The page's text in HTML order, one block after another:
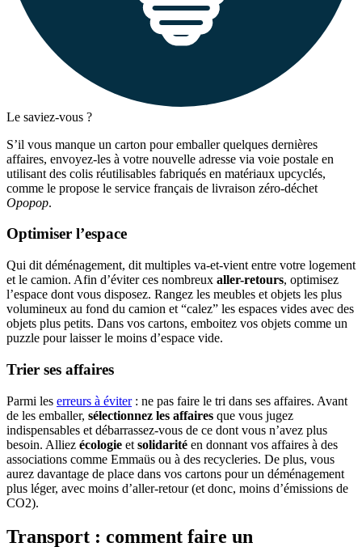
Le saviez-vous ?
S’il vous manque un carton pour emballer quelques dernières
affaires, envoyez-les à votre nouvelle adresse via voie postale en
utilisant des colis réutilisables fabriqués en matériaux upcyclés,
comme le propose le service français de livraison zéro-déchet
Opopop.
Optimiser l’espace
Qui dit déménagement, dit multiples va-et-vient entre votre logement
et le camion. Afin d’éviter ces nombreux aller-retours, optimisez
l’espace dont vous disposez. Rangez les meubles et objets les plus
volumineux au fond du camion et “calez” les espaces vides avec des
objets plus petits. Dans vos cartons, emboitez vos objets comme un
puzzle pour laisser le moins d’espace vide.
Trier ses affaires
Parmi les erreurs à éviter: ne pas faire le tri dans ses affaires. Avant
de les emballer, sélectionnez les affaires que vous jugez
indispensables et débarrassez-vous de ce dont vous n’avez plus
besoin. Alliez écologie et solidarité en donnant vos affaires à des
associations comme Emmaüs ou à des recycleries. De plus, vous
aurez davantage de place dans vos cartons pour un déménagement
plus léger, avec moins d’aller-retour (et donc, moins d’émissions de
CO2).
Transport : comment faire un